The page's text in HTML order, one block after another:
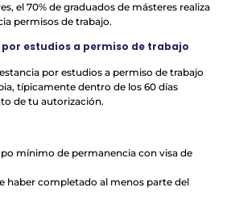
el 70% de graduados de másteres realiza
permisos de trabajo.
estudios a permiso de trabajo
por estudios a permiso de trabajo
típicamente dentro de los 60 días
de tu autorización.
mínimo de permanencia con visa de
haber completado al menos parte del